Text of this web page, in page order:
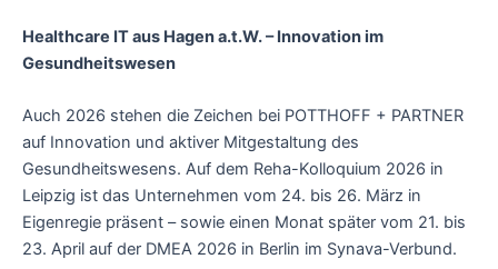
Healthcare IT aus Hagen a.t.W. – Innovation im
Gesundheitswesen
Auch 2026 stehen die Zeichen bei POTTHOFF + PARTNER
auf Innovation und aktiver Mitgestaltung des
Gesundheitswesens. Auf dem Reha-Kolloquium 2026 in
Leipzig ist das Unternehmen vom 24. bis 26. März in
Eigenregie präsent – sowie einen Monat später vom 21. bis
23. April auf der DMEA 2026 in Berlin im Synava-Verbund.